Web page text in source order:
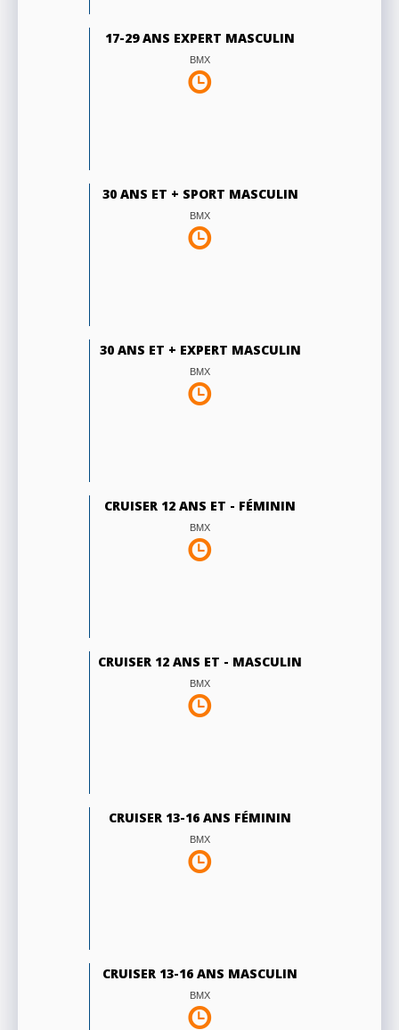
17-29 ANS EXPERT MASCULIN
BMX
30 ANS ET + SPORT MASCULIN
BMX
30 ANS ET + EXPERT MASCULIN
BMX
CRUISER 12 ANS ET - FÉMININ
BMX
CRUISER 12 ANS ET - MASCULIN
BMX
CRUISER 13-16 ANS FÉMININ
BMX
CRUISER 13-16 ANS MASCULIN
BMX